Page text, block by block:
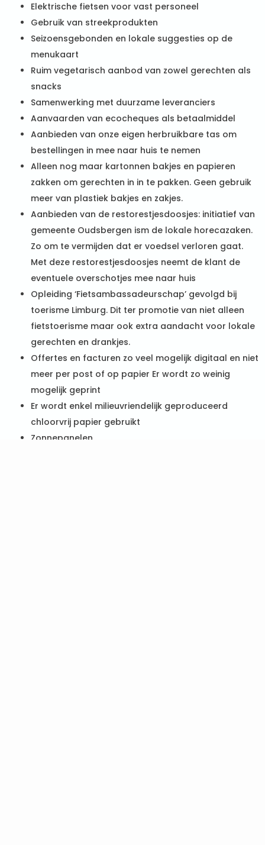
Elektrische fietsen voor vast personeel
Gebruik van streekprodukten
Seizoensgebonden en lokale suggesties op de
menukaart
Ruim vegetarisch aanbod van zowel gerechten als
snacks
Samenwerking met duurzame leveranciers
Aanvaarden van ecocheques als betaalmiddel
Aanbieden van onze eigen herbruikbare tas om
bestellingen in mee naar huis te nemen
Alleen nog maar kartonnen bakjes en papieren
zakken om gerechten in in te pakken. Geen gebruik
meer van plastiek bakjes en zakjes.
Aanbieden van de restorestjesdoosjes: initiatief van
gemeente Oudsbergen ism de lokale horecazaken.
Zo om te vermijden dat er voedsel verloren gaat.
Met deze restorestjesdoosjes neemt de klant de
eventuele overschotjes mee naar huis
Opleiding ‘Fietsambassadeurschap’ gevolgd bij
toerisme Limburg. Dit ter promotie van niet alleen
fietstoerisme maar ook extra aandacht voor lokale
gerechten en drankjes.
Offertes en facturen zo veel mogelijk digitaal en niet
meer per post of op papier Er wordt zo weinig
mogelijk geprint
Er wordt enkel milieuvriendelijk geproduceerd
chloorvrij papier gebruikt
Zonnepanelen